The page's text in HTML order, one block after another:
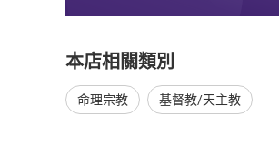
本店相關類別
命理宗教 基督教/天主教